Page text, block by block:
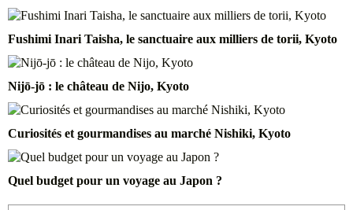
Fushimi Inari Taisha, le sanctuaire aux milliers de torii, Kyoto
Nijō-jō : le château de Nijo, Kyoto
Curiosités et gourmandises au marché Nishiki, Kyoto
Quel budget pour un voyage au Japon ?